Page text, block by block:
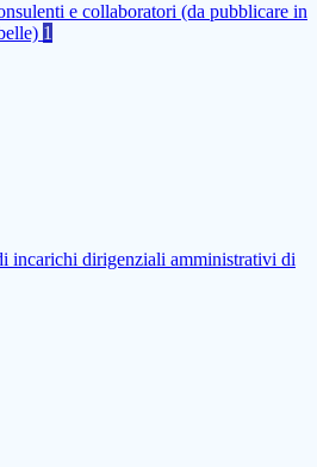
e collaboratori (da pubblicare in
1
incarichi dirigenziali amministrativi di